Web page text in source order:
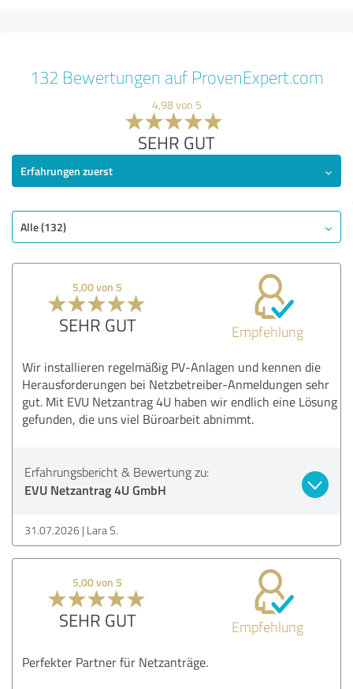
132 Bewertungen auf ProvenExpert.com
4,98 von 5
SEHR GUT
Erfahrungen zuerst
Alle (132)
5,00 von 5
SEHR GUT Empfehlung
Wir installieren regelmäßig PV-Anlagen und kennen die
Herausforderungen bei Netzbetreiber-Anmeldungen sehr
gut. Mit EVU Netzantrag 4U haben wir endlich eine Lösung
gefunden, die uns viel Büroarbeit abnimmt.
Erfahrungsbericht & Bewertung zu:
EVU Netzantrag 4U GmbH
31.07.2026 Lara S.
5,00 von 5
SEHR GUT Empfehlung
Perfekter Partner für Netzanträge.